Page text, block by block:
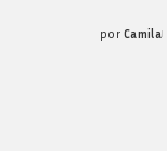
Posted
por Camila